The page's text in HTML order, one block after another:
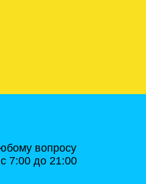
вопросу
7:00 до 21:00